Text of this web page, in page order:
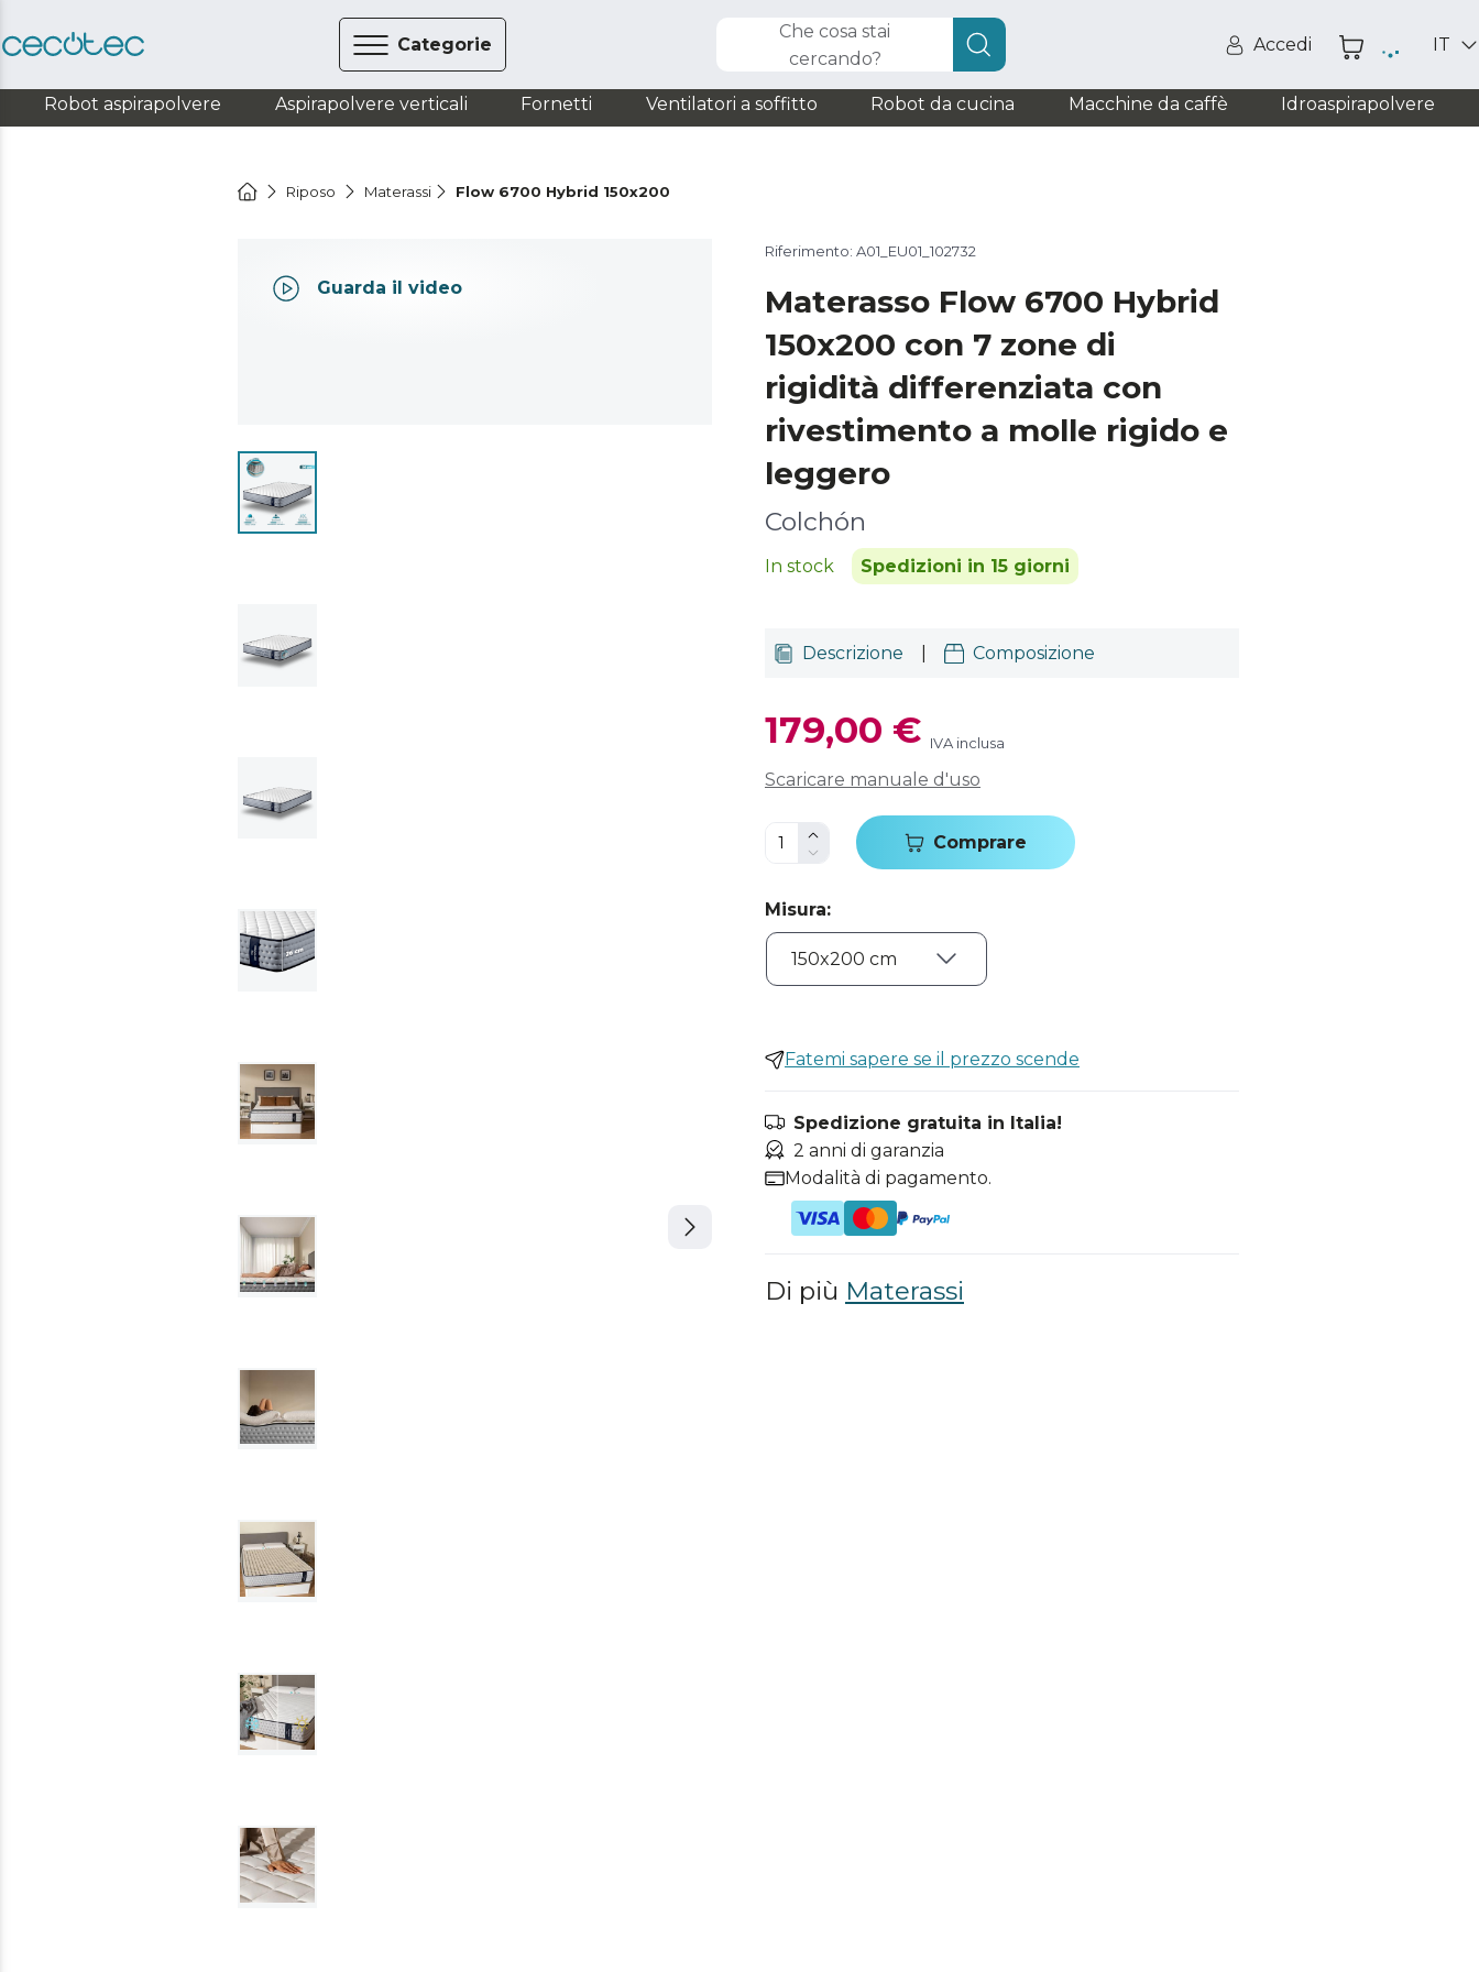
Categorie
Che cosa stai
cercando?
Accedi IT
Robot aspirapolvere Aspirapolvere verticali Fornetti Ventilatori a soffitto Robot da cucina Macchine da caffè Idroaspirapolvere
Riposo Materassi Flow 6700 Hybrid 150x200
Guarda il video
Riferimento: A01_EU01_102732
Materasso Flow 6700 Hybrid
150x200 con 7 zone di
rigidità differenziata con
rivestimento a molle rigido e
leggero
Colchón
In stock Spedizioni in 15 giorni
Descrizione Composizione
179,00 € IVA inclusa
Scaricare manuale d'uso
Comprare
Misura:
Fatemi sapere se il prezzo scende
Spedizione gratuita in Italia!
2 anni di garanzia
Modalità di pagamento.
Di più Materassi